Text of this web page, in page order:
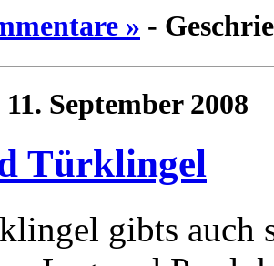
» -
September 2008
Türklingel
gibts